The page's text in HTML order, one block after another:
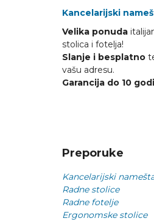
Kancelarijski
Velika ponuda
stolica i fotelja!
Slanje i besplatno
vašu adresu.
Garancija do 10
Preporuke
Kancelarijski
Radne stolice
Radne fotelje
Ergonomske stolice